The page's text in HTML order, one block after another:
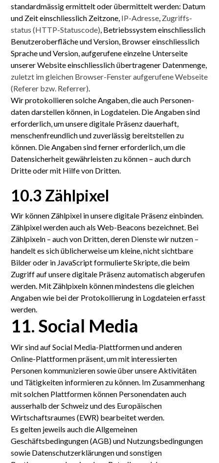
standard­mässig ermittelt oder über­mittelt werden: Datum
und Zeit einschliesslich Zeit­zone, IP-Adresse, Zugriffs­
status (HTTP-Statuscode), Betriebs­system einschliesslich
Benutzer­oberfläche und Version, Browser einschliesslich
Sprache und Version, aufgerufene einzelne Unterseite
unserer Website einschliesslich übertragener Daten­menge,
zuletzt im gleichen Browser-Fenster aufgerufene Webseite
(Referer bzw. Referrer).
Wir protokollieren solche Angaben, die auch Personen­
daten darstellen können, in Log­dateien. Die Angaben sind
erforderlich, um unsere digitale Präsenz dauerhaft,
menschen­freundlich und zuverlässig bereit­stellen zu
können. Die Angaben sind ferner erforderlich, um die
Daten­sicher­heit gewähr­leisten zu können – auch durch
Dritte oder mit Hilfe von Dritten.
10.3 Zählpixel
Wir können Zählpixel in unsere digitale Präsenz einbinden.
Zählpixel werden auch als Web-Beacons bezeichnet. Bei
Zählpixeln – auch von Dritten, deren Dienste wir nutzen –
handelt es sich üblicher­weise um kleine, nicht sicht­bare
Bilder oder in JavaScript formulierte Skripte, die beim
Zugriff auf unsere digitale Präsenz automatisch abgerufen
werden. Mit Zähl­pixeln können mindestens die gleichen
Angaben wie bei der Protokollierung in Log­dateien erfasst
werden.
11. Social Media
Wir sind auf Social Media-Plattformen und anderen
Online-Plattformen präsent, um mit interessierten
Personen kommunizieren sowie über unsere Aktivitäten
und Tätigkeiten informieren zu können. Im Zusammenhang
mit solchen Plattformen können Personendaten auch
ausserhalb der Schweiz und des Europäischen
Wirtschaftsraumes (EWR) bearbeitet werden.
Es gelten jeweils auch die Allgemeinen
Geschäftsbedingungen (AGB) und Nutzungsbedingungen
sowie Datenschutzerklärungen und sonstigen